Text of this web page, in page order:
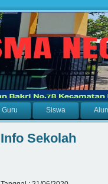
Guru Siswa
Info Sekolah